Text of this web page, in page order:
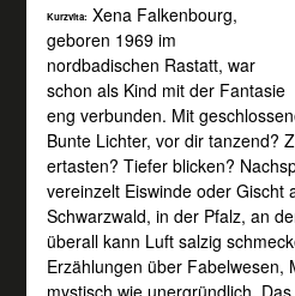
Kurzvita: Xena Falkenbourg,
geboren 1969 im
nordbadischen Rastatt, war
schon als Kind mit der Fantasie
eng verbunden. Mit
Bunte Lichter, vor dir tanzend?
ertasten? Tiefer blicken?
vereinzelt Eiswinde oder Gischt
Schwarzwald, in der Pfalz, an
überall kann Luft salzig
Erzählungen über Fabelwesen,
mystisch wie unergründlich.